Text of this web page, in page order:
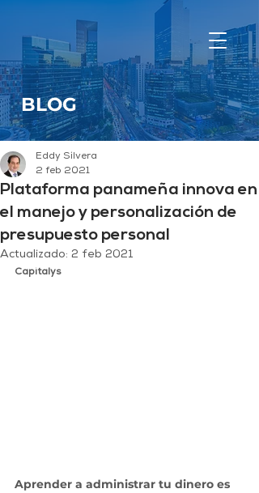
BLOG
Plataforma panameña innova en
el manejo y personalización de
presupuesto personal
Eddy Silvera
2 feb 2021
Actualizado: 2 feb 2021
Capitalys
Aprender a administrar tu dinero es